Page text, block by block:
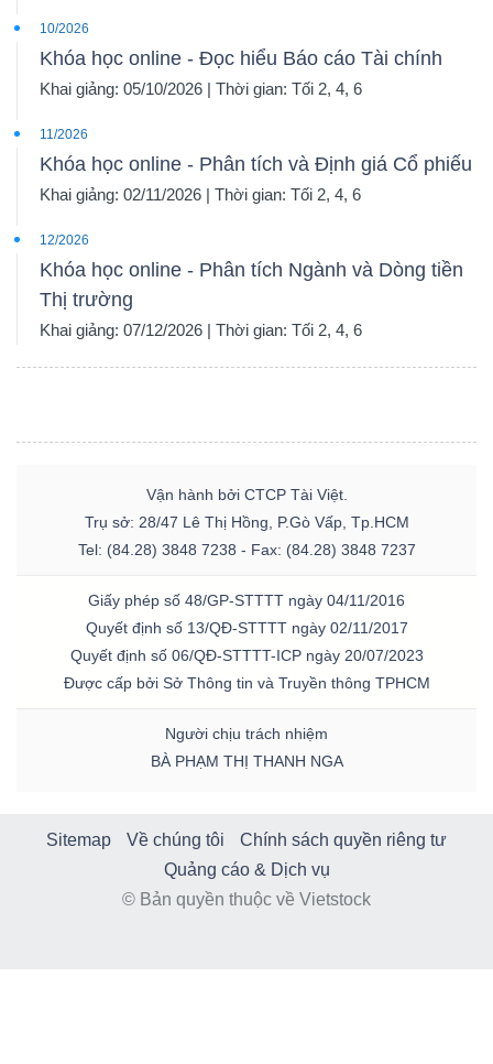
10/2026
Khóa học online - Đọc hiểu Báo cáo Tài chính
Khai giảng: 05/10/2026 | Thời gian: Tối 2, 4, 6
11/2026
Khóa học online - Phân tích và Định giá Cổ phiếu
Khai giảng: 02/11/2026 | Thời gian: Tối 2, 4, 6
12/2026
Khóa học online - Phân tích Ngành và Dòng tiền
Thị trường
Khai giảng: 07/12/2026 | Thời gian: Tối 2, 4, 6
Vận hành bởi CTCP Tài Việt.
Trụ sở: 28/47 Lê Thị Hồng, P.Gò Vấp, Tp.HCM
Tel: (84.28) 3848 7238 - Fax: (84.28) 3848 7237
Giấy phép số 48/GP-STTTT ngày 04/11/2016
Quyết định số 13/QĐ-STTTT ngày 02/11/2017
Quyết định số 06/QĐ-STTTT-ICP ngày 20/07/2023
Được cấp bởi Sở Thông tin và Truyền thông TPHCM
Người chịu trách nhiệm
BÀ PHẠM THỊ THANH NGA
Sitemap Về chúng tôi
Chính sách quyền riêng tư
Quảng cáo & Dịch vụ
© Bản quyền thuộc về Vietstock